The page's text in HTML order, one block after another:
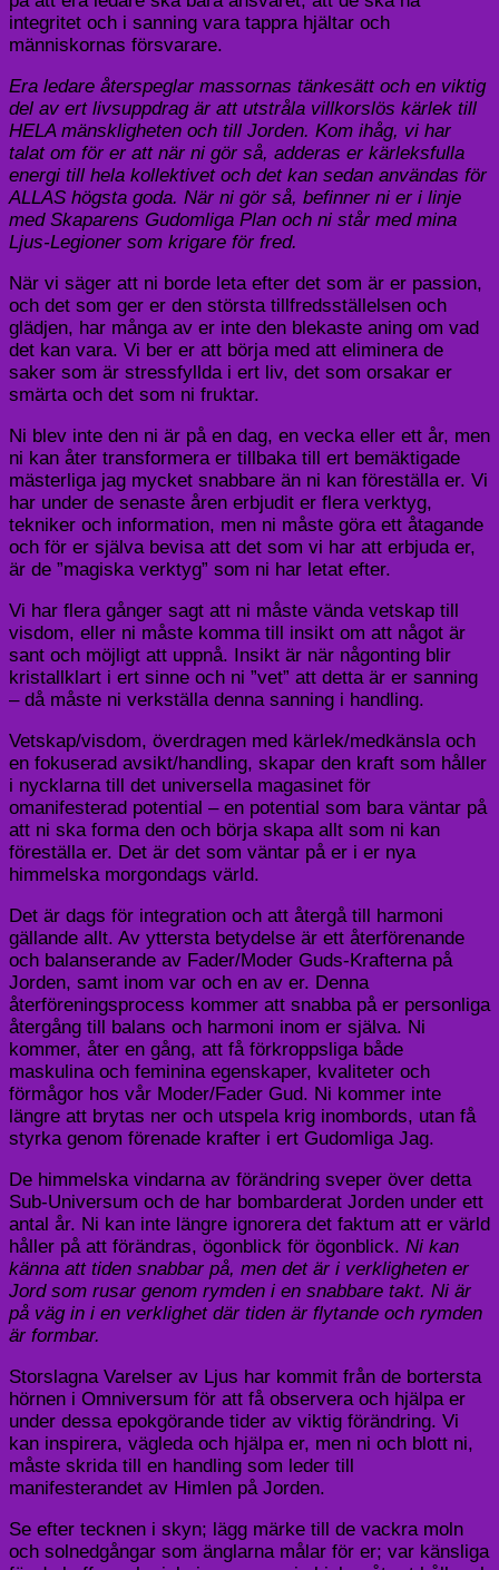
integritet och i sanning vara tappra hjältar och
människornas försvarare.
Era ledare återspeglar massornas tänkesätt och en viktig
del av ert livsuppdrag är att utstråla villkorslös kärlek till
HELA mänskligheten och till Jorden. Kom ihåg, vi har
talat om för er att när ni gör så, adderas er kärleksfulla
energi till hela kollektivet och det kan sedan användas för
ALLAS högsta goda. När ni gör så, befinner ni er i linje
med Skaparens Gudomliga Plan och ni står med mina
Ljus-Legioner som krigare för fred.
När vi säger att ni borde leta efter det som är er passion,
och det som ger er den största tillfredsställelsen och
glädjen, har många av er inte den blekaste aning om vad
det kan vara. Vi ber er att börja med att eliminera de
saker som är stressfyllda i ert liv, det som orsakar er
smärta och det som ni fruktar.
Ni blev inte den ni är på en dag, en vecka eller ett år, men
ni kan åter transformera er tillbaka till ert bemäktigade
mästerliga jag mycket snabbare än ni kan föreställa er. Vi
har under de senaste åren erbjudit er flera verktyg,
tekniker och information, men ni måste göra ett åtagande
och för er själva bevisa att det som vi har att erbjuda er,
är de ”magiska verktyg” som ni har letat efter.
Vi har flera gånger sagt att ni måste vända vetskap till
visdom, eller ni måste komma till insikt om att något är
sant och möjligt att uppnå. Insikt är när någonting blir
kristallklart i ert sinne och ni ”vet” att detta är er sanning
– då måste ni verkställa denna sanning i handling.
Vetskap/visdom, överdragen med kärlek/medkänsla och
en fokuserad avsikt/handling, skapar den kraft som håller
i nycklarna till det universella magasinet för
omanifesterad potential – en potential som bara väntar på
att ni ska forma den och börja skapa allt som ni kan
föreställa er. Det är det som väntar på er i er nya
himmelska morgondags värld.
Det är dags för integration och att återgå till harmoni
gällande allt. Av yttersta betydelse är ett återförenande
och balanserande av Fader/Moder Guds-Krafterna på
Jorden, samt inom var och en av er. Denna
återföreningsprocess kommer att snabba på er personliga
återgång till balans och harmoni inom er själva. Ni
kommer, åter en gång, att få förkroppsliga både
maskulina och feminina egenskaper, kvaliteter och
förmågor hos vår Moder/Fader Gud. Ni kommer inte
längre att brytas ner och utspela krig inombords, utan få
styrka genom förenade krafter i ert Gudomliga Jag.
De himmelska vindarna av förändring sveper över detta
Sub-Universum och de har bombarderat Jorden under ett
antal år. Ni kan inte längre ignorera det faktum att er värld
håller på att förändras, ögonblick för ögonblick. Ni kan
känna att tiden snabbar på, men det är i verkligheten er
Jord som rusar genom rymden i en snabbare takt. Ni är
på väg in i en verklighet där tiden är flytande och rymden
är formbar.
Storslagna Varelser av Ljus har kommit från de bortersta
hörnen i Omniversum för att få observera och hjälpa er
under dessa epokgörande tider av viktig förändring. Vi
kan inspirera, vägleda och hjälpa er, men ni och blott ni,
måste skrida till en handling som leder till
manifesterandet av Himlen på Jorden.
Se efter tecknen i skyn; lägg märke till de vackra moln
och solnedgångar som änglarna målar för er; var känsliga